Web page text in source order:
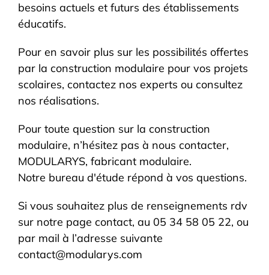
besoins actuels et futurs des établissements
éducatifs.
Pour en savoir plus sur les possibilités offertes
par la construction modulaire pour vos projets
scolaires, contactez nos experts ou consultez
nos réalisations.
Pour toute question sur la construction
modulaire, n’hésitez pas à nous contacter,
MODULARYS, fabricant modulaire.
Notre bureau d'étude répond à vos questions.
Si vous souhaitez plus de renseignements rdv
sur notre page contact, au 05 34 58 05 22, ou
par mail à l’adresse suivante
contact@modularys.com